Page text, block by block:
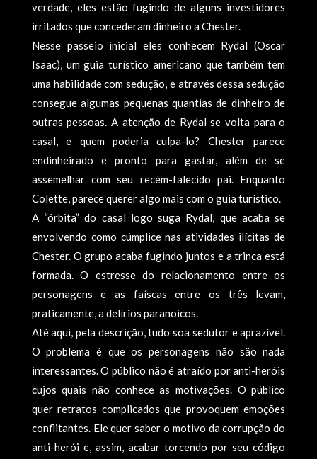
verdade, eles estão fugindo de alguns investidores
irritados que concederam dinheiro a Chester.
Nesse passeio inicial eles conhecem Rydal (Oscar
Isaac), um guia turístico americano que também tem
uma habilidade com sedução, e através dessa sedução
consegue algumas pequenas quantias de dinheiro de
outras pessoas. A atenção de Rydal se volta para o
casal, e quem poderia culpa-lo? Chester parece
endinheirado e pronto para gastar, além de se
assemelhar com seu recém-falecido pai. Enquanto
Colette, parece querer algo mais com o guia turístico.
A “órbita” do casal logo suga Rydal, que acaba se
envolvendo como cúmplice nas atividades ilícitas de
Chester. O grupo acaba fugindo juntos e a trinca está
formada. O estresse do relacionamento entre os
personagens e as faíscas entre os três levam,
praticamente, a delírios paranoicos.
Até aqui, pela descrição, tudo soa sedutor e aprazível.
O problema é que os personagens não são nada
interessantes. O público não é atraído por anti-heróis
cujos quais não conhece as motivações. O público
quer retratos complicados que provoquem emoções
conflitantes. Ele quer saber o motivo da corrupção do
anti-herói e, assim, acabar torcendo por seu código